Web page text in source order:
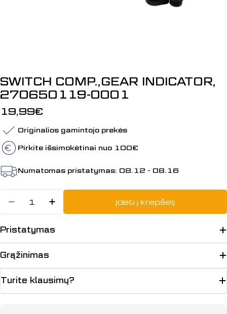
SWITCH COMP.,GEAR INDICATOR,
270650119-0001
Įprasta
kaina
19,99€
Originalios gamintojo prekės
Pirkite išsimokėtinai nuo 100€
Numatomas pristatymas: 08.12 - 08.16
Sumažinti kiekį: SWITCH
Padidinti SWITCH
Įdėti į krepšelį
Pristatymas
Grąžinimas
Turite klausimų?